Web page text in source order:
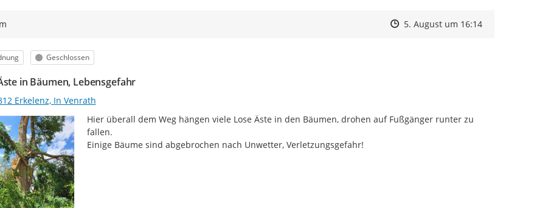
Zeitpunkt des Erstellens
Zeitpunkt des Erstellens
5. August um 16:14Zur Äußerung
Status
Geschlossen
in Bäumen, Lebensgefahr
Erkelenz, In Venrath
Hier überall dem Weg hängen viele Lose Äste in den Bäumen, drohen auf Fußgänger runter zu
fallen.
Einige Bäume sind abgebrochen nach Unwetter, Verletzungsgefahr!